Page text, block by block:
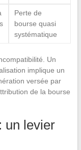
Perte de
bourse quasi
systématique
Un
implique un
versée par
de la bourse
un levier